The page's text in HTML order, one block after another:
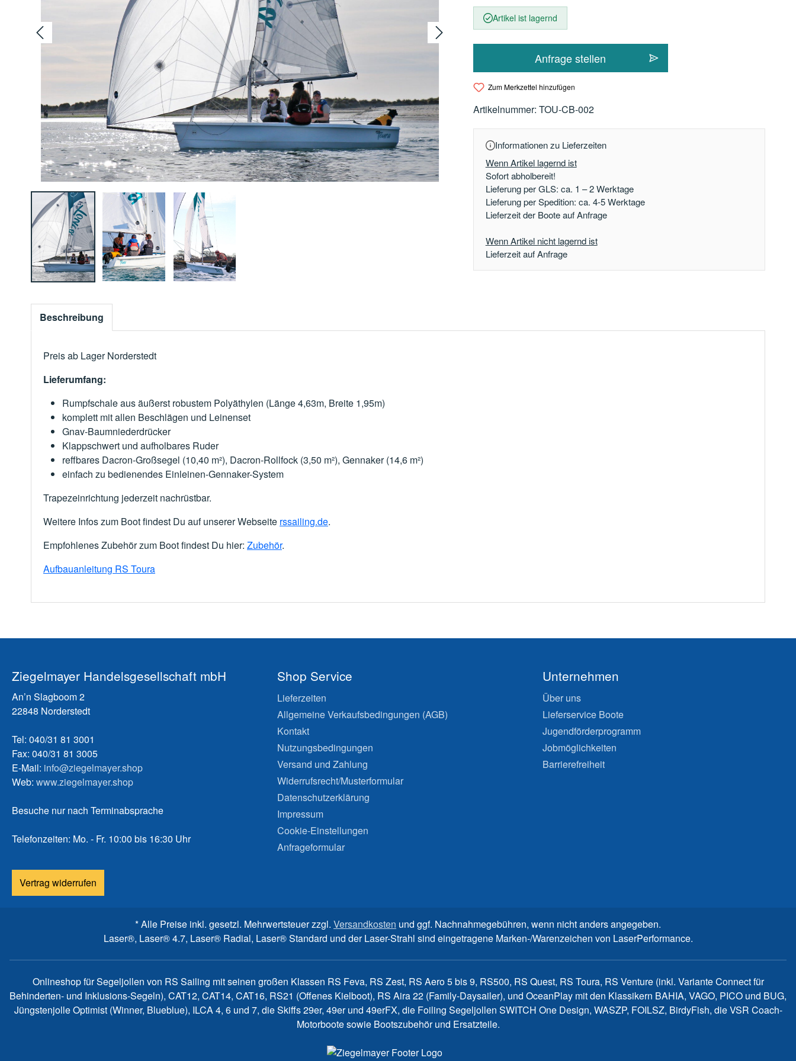
Artikel ist lagernd
Anfrage stellen
Zum Merkzettel hinzufügen
Artikelnummer: TOU-CB-002
Informationen zu Lieferzeiten
Wenn Artikel lagernd ist
Sofort abholbereit!
Lieferung per GLS: ca. 1 – 2 Werktage
Lieferung per Spedition: ca. 4-5 Werktage
Lieferzeit der Boote auf Anfrage
Wenn Artikel nicht lagernd ist
Lieferzeit auf Anfrage
Beschreibung
Preis ab Lager Norderstedt
Lieferumfang:
Rumpfschale aus äußerst robustem Polyäthylen (Länge 4,63m, Breite 1,95m)
komplett mit allen Beschlägen und Leinenset
Gnav-Baumniederdrücker
Klappschwert und aufholbares Ruder
reffbares Dacron‐Großsegel (10,40 m²), Dacron‐Rollfock (3,50 m²), Gennaker (14,6 m²)
einfach zu bedienendes Einleinen-Gennaker-System
Trapezeinrichtung jederzeit nachrüstbar.
Weitere Infos zum Boot findest Du auf unserer Webseite rssailing.de.
Empfohlenes Zubehör zum Boot findest Du hier: Zubehör.
Aufbauanleitung RS Toura
Ziegelmayer Handelsgesellschaft mbH
An’n Slagboom 2
22848 Norderstedt
Tel: 040/31 81 3001
Fax: 040/31 81 3005
E-Mail: info@ziegelmayer.shop
Web: www.ziegelmayer.shop
Besuche nur nach Terminabsprache
Telefonzeiten: Mo. - Fr. 10:00 bis 16:30 Uhr
Vertrag widerrufen
Shop Service
Lieferzeiten
Allgemeine Verkaufsbedingungen (AGB)
Kontakt
Nutzungsbedingungen
Versand und Zahlung
Widerrufsrecht/Musterformular
Datenschutzerklärung
Impressum
Cookie-Einstellungen
Anfrageformular
Unternehmen
Über uns
Lieferservice Boote
Jugendförderprogramm
Jobmöglichkeiten
Barrierefreiheit
* Alle Preise inkl. gesetzl. Mehrwertsteuer zzgl. Versandkosten und ggf. Nachnahmegebühren, wenn nicht anders angegeben.
Laser®, Laser® 4.7, Laser® Radial, Laser® Standard und der Laser-Strahl sind eingetragene Marken-/Warenzeichen von LaserPerformance.
Onlineshop für Segeljollen von RS Sailing mit seinen großen Klassen RS Feva, RS Zest, RS Aero 5 bis 9, RS500, RS Quest, RS Toura, RS Venture (inkl. Variante Connect für
Behinderten- und Inklusions-Segeln), CAT12, CAT14, CAT16, RS21 (Offenes Kielboot), RS Aira 22 (Family-Daysailer), und OceanPlay mit den Klassikern BAHIA, VAGO, PICO und BUG,
Jüngstenjolle Optimist (Winner, Blueblue), ILCA 4, 6 und 7, die Skiffs 29er, 49er und 49erFX, die Foiling Segeljollen SWITCH One Design, WASZP, FOILSZ, BirdyFish, die VSR Coach-
Motorboote sowie Bootszubehör und Ersatzteile.